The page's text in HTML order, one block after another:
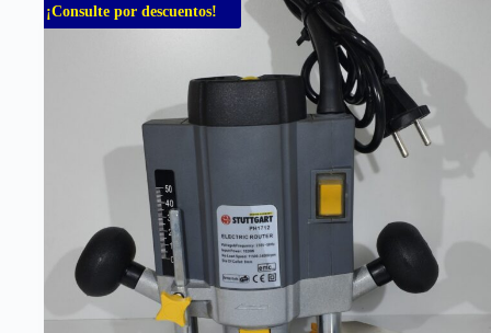
¡Consulte por descuentos!